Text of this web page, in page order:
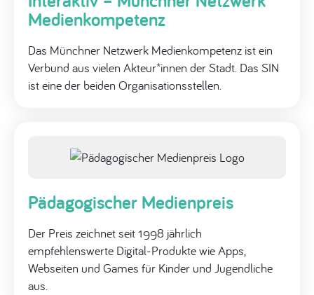
Medienkompetenz
Das Münchner Netzwerk Medienkompetenz ist ein
Verbund aus vielen Akteur*innen der Stadt. Das SIN
ist eine der beiden Organisationsstellen.
Pädagogischer Medienpreis
Der Preis zeichnet seit 1998 jährlich
empfehlenswerte Digital-Produkte wie Apps,
Webseiten und Games für Kinder und Jugendliche
aus.